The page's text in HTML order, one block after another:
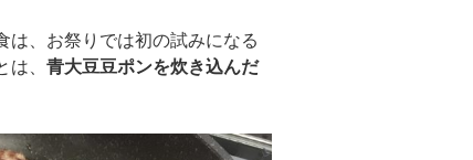
は、お祭りでは初の試みになる
は、 青大豆豆ポンを炊き込んだ